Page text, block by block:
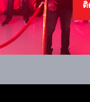
ติ